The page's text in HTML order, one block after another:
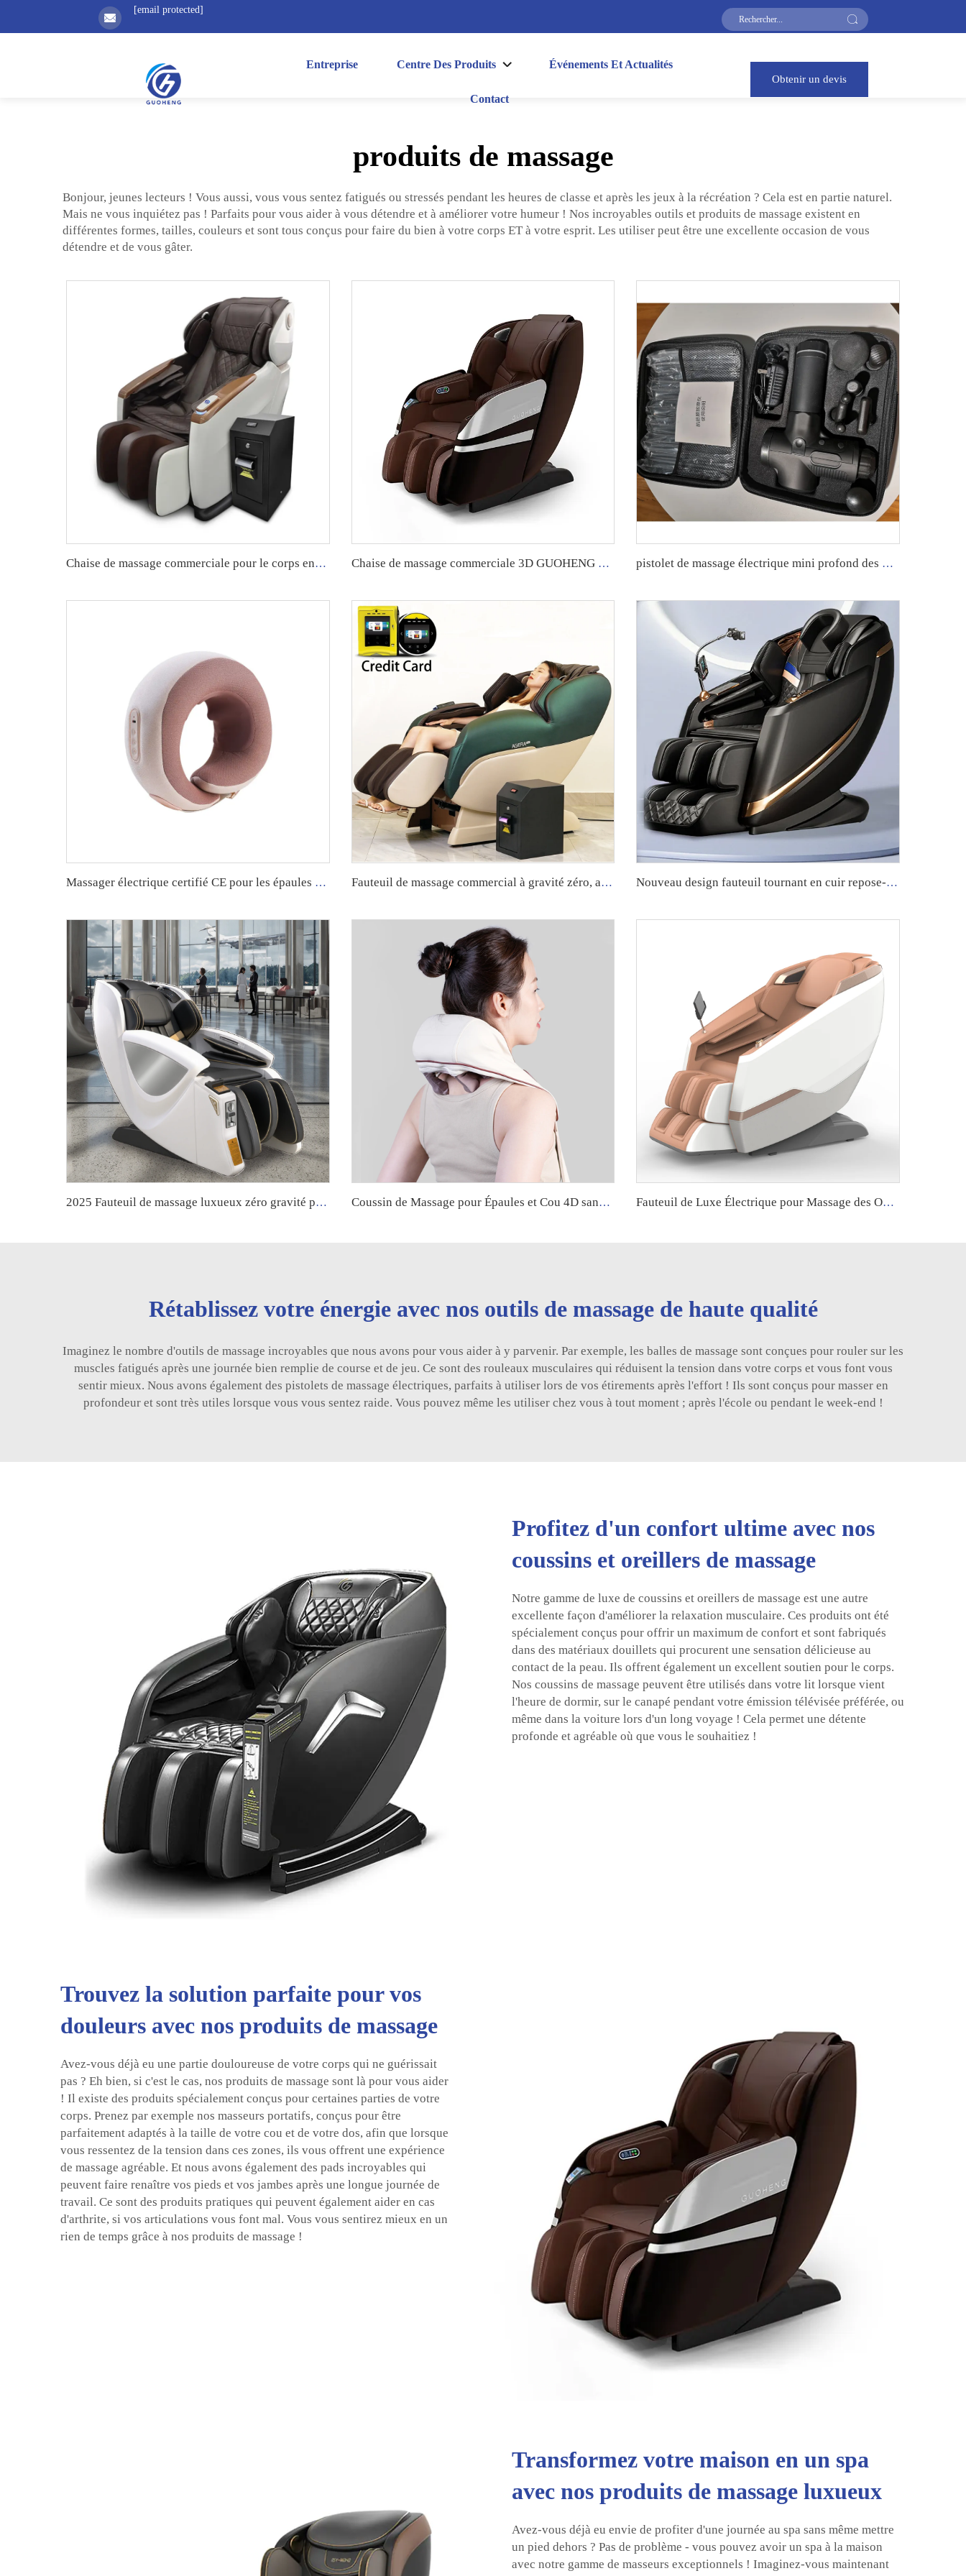
[email protected]
Entreprise Centre Des Produits Événements Et Actualités
Contact
Obtenir un devis
produits de massage
Bonjour, jeunes lecteurs ! Vous aussi, vous vous sentez fatigués ou stressés pendant les heures de classe et après les jeux à la récréation ? Cela est en partie naturel.
Mais ne vous inquiétez pas ! Parfaits pour vous aider à vous détendre et à améliorer votre humeur ! Nos incroyables outils et produits de massage existent en
différentes formes, tailles, couleurs et sont tous conçus pour faire du bien à votre corps ET à votre esprit. Les utiliser peut être une excellente occasion de vous
détendre et de vous gâter.
Chaise de massage commerciale pour le corps entier GUOHENG avec système d'application. Chaise de massage commerciale 3D GUOHENG avec fonction de gestion backend via application. pistolet de massage électrique mini profond des muscles avec support OEM 2023 personnalisable.
Massager électrique certifié CE pour les épaules et le cou avec fonction de chaleur Fauteuil de massage commercial à gravité zéro, avec système de paiement par pièces ou billets, usage en distributeur Nouveau design fauteuil tournant en cuir repose-pieds Zero Gravity masseur corporel complet forme luxueuse d'œuf fauteuil de massage guoheng
2025 Fauteuil de massage luxueux zéro gravité pour centre commercial, fonctionnant par pièce ou carte bancaire, avec système de paiement intégré Coussin de Massage pour Épaules et Cou 4D sans Fil avec Fonction Chauffante, Technologie de Pétrissage Shiatsu pour Dos et Jambes Fauteuil de Luxe Électrique pour Massage des Ongles, Spa Moderne, Siège de Pédicure, Fauteuil de Massage pour Jambes Soulagement de la Santé
Rétablissez votre énergie avec nos outils de massage de haute qualité
Imaginez le nombre d'outils de massage incroyables que nous avons pour vous aider à y parvenir. Par exemple, les balles de massage sont conçues pour rouler sur les
muscles fatigués après une journée bien remplie de course et de jeu. Ce sont des rouleaux musculaires qui réduisent la tension dans votre corps et vous font vous
sentir mieux. Nous avons également des pistolets de massage électriques, parfaits à utiliser lors de vos étirements après l'effort ! Ils sont conçus pour masser en
profondeur et sont très utiles lorsque vous vous sentez raide. Vous pouvez même les utiliser chez vous à tout moment ; après l'école ou pendant le week-end !
Profitez d'un confort ultime avec nos
coussins et oreillers de massage
Notre gamme de luxe de coussins et oreillers de massage est une autre
excellente façon d'améliorer la relaxation musculaire. Ces produits ont été
spécialement conçus pour offrir un maximum de confort et sont fabriqués
dans des matériaux douillets qui procurent une sensation délicieuse au
contact de la peau. Ils offrent également un excellent soutien pour le corps.
Nos coussins de massage peuvent être utilisés dans votre lit lorsque vient
l'heure de dormir, sur le canapé pendant votre émission télévisée préférée, ou
même dans la voiture lors d'un long voyage ! Cela permet une détente
profonde et agréable où que vous le souhaitiez !
Trouvez la solution parfaite pour vos
douleurs avec nos produits de massage
Avez-vous déjà eu une partie douloureuse de votre corps qui ne guérissait
pas ? Eh bien, si c'est le cas, nos produits de massage sont là pour vous aider
! Il existe des produits spécialement conçus pour certaines parties de votre
corps. Prenez par exemple nos masseurs portatifs, conçus pour être
parfaitement adaptés à la taille de votre cou et de votre dos, afin que lorsque
vous ressentez de la tension dans ces zones, ils vous offrent une expérience
de massage agréable. Et nous avons également des pads incroyables qui
peuvent faire renaître vos pieds et vos jambes après une longue journée de
travail. Ce sont des produits pratiques qui peuvent également aider en cas
d'arthrite, si vos articulations vous font mal. Vous vous sentirez mieux en un
rien de temps grâce à nos produits de massage !
Transformez votre maison en un spa
avec nos produits de massage luxueux
Avez-vous déjà eu envie de profiter d'une journée au spa sans même mettre
un pied dehors ? Pas de problème - vous pouvez avoir un spa à la maison
avec notre gamme de masseurs exceptionnels ! Imaginez-vous maintenant